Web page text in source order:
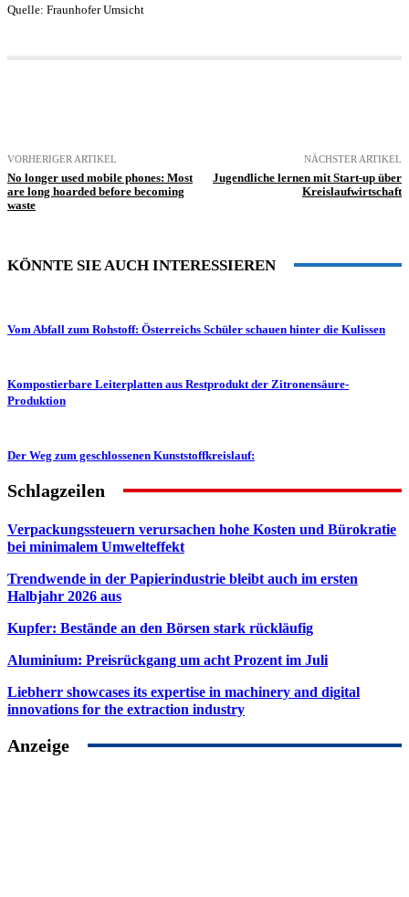
Quelle: Fraunhofer Umsicht
VORHERIGER ARTIKEL
No longer used mobile phones: Most
are long hoarded before becoming
waste
NÄCHSTER ARTIKEL
Jugendliche lernen mit Start-up über
Kreislaufwirtschaft
KÖNNTE SIE AUCH INTERESSIEREN
Vom Abfall zum Rohstoff: Österreichs Schüler schauen hinter die Kulissen
Kompostierbare Leiterplatten aus Restprodukt der Zitronensäure-
Produktion
Der Weg zum geschlossenen Kunststoffkreislauf:
Schlagzeilen
Verpackungssteuern verursachen hohe Kosten und Bürokratie
bei minimalem Umwelteffekt
Trendwende in der Papierindustrie bleibt auch im ersten
Halbjahr 2026 aus
Kupfer: Bestände an den Börsen stark rückläufig
Aluminium: Preisrückgang um acht Prozent im Juli
Liebherr showcases its expertise in machinery and digital
innovations for the extraction industry
Anzeige